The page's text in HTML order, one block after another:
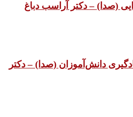
(صدا) – دکتر آراسب دباغ
دانش‌آموزان (صدا) – دکتر